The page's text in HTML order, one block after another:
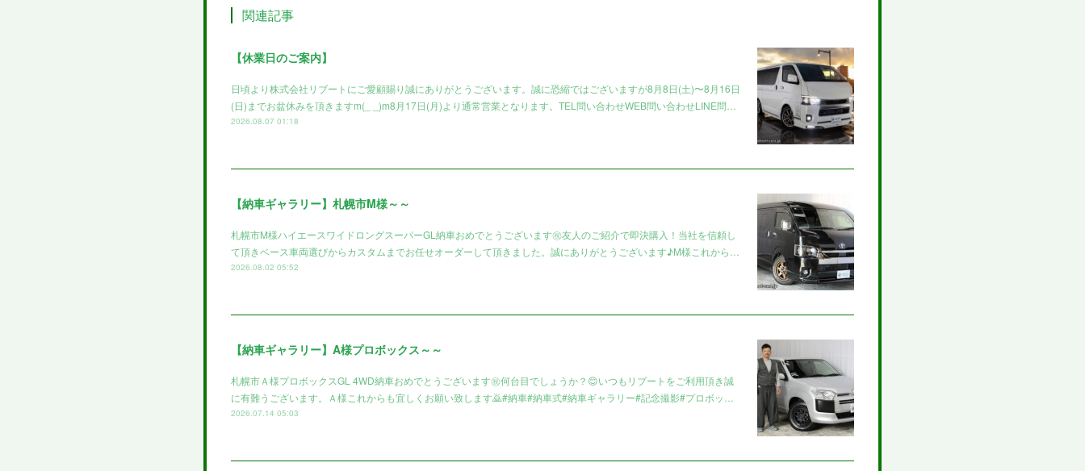
関連記事
【休業日のご案内】
日頃より株式会社リブートにご愛顧賜り誠にありがとうございます。誠に恐縮ではございますが8月8日(土)〜8月16日
(日)までお盆休みを頂きますm(_ _)m8月17日(月)より通常営業となります。TEL問い合わせWEB問い合わせLINE問…
2026.08.07 01:18
【納車ギャラリー】札幌市M様～～
札幌市M様ハイエースワイドロングスーパーGL納車おめでとうございます㊗️友人のご紹介で即決購入！当社を信頼し
て頂きベース車両選びからカスタムまでお任せオーダーして頂きました。誠にありがとうございます♪M様これから…
2026.08.02 05:52
【納車ギャラリー】A様プロボックス～～
札幌市Ａ様プロボックスGL 4WD納車おめでとうございます㊗️何台目でしょうか？😊いつもリブートをご利用頂き誠
に有難うございます。Ａ様これからも宜しくお願い致します🙇#納車#納車式#納車ギャラリー#記念撮影#プロボッ…
2026.07.14 05:03